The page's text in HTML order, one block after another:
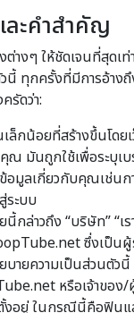
ละคำสำคัญ
างๆ ให้ชัดเจนที่สุดเท่
นี้ ทุกครั้งที่มีการอ้าง
รัดว่า:
ล็กน้อยที่สร้างขึ้นโดย
คุณ มันถูกใช้เพื่อระบุเ
ข้อมูลเกี่ยวกับคุณเช่น
ระบบ
กล่าวถึง “บริษัท” “เร
ซึ่งเป็
ายความเป็นส่วนตัวนี้
หรือเจ้าของ
งอยู่ ในกรณีนี้คือฟิน